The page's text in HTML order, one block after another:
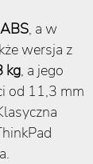
, a w
wersja z
kg, a jego
od 11,3 mm